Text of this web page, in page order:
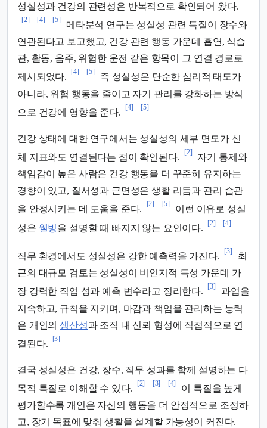
성실성과 건강의 관련성은 반복적으로 확인되어 왔다.
[2] [4] [5]
메타분석 연구는 성실성 관련 특질이 장수와
연관된다고 보고했고, 건강 관련 행동 가운데 흡연, 식습
관, 활동, 음주, 위험한 운전 같은 항목이 그 연결 경로로
제시되었다.
[4] [5]
즉 성실성은 단순한 심리적 태도가
아니라, 위험 행동을 줄이고 자기 관리를 강화하는 방식
으로 건강에 영향을 준다.
[4] [5]
건강 상태에 대한 연구에서는 성실성의 세부 면모가 신
체 지표와도 연결된다는 점이 확인된다.
[2]
자기 통제와
책임감이 높은 사람은 건강 행동을 더 꾸준히 유지하는
경향이 있고, 질서성과 근면성은 생활 리듬과 관리 습관
을 안정시키는 데 도움을 준다.
[2] [5]
이런 이유로 성실
성은 웰빙을 설명할 때 빠지지 않는 요인이다.
[2] [4]
직무 환경에서도 성실성은 강한 예측력을 가진다.
[3]
최
근의 대규모 검토는 성실성이 비인지적 특성 가운데 가
장 강력한 직업 성과 예측 변수라고 정리한다.
[3]
과업을
지속하고, 규칙을 지키며, 마감과 책임을 관리하는 능력
은 개인의생산성과 조직 내 신뢰 형성에 직접적으로 연
결된다.
[3]
결국 성실성은 건강, 장수, 직무 성과를 함께 설명하는 다
목적 특질로 이해할 수 있다.
[2] [3] [4]
이 특질을 높게
평가할수록 개인은 자신의 행동을 더 안정적으로 조정하
고, 장기 목표에 맞춰 생활을 설계할 가능성이 커진다.